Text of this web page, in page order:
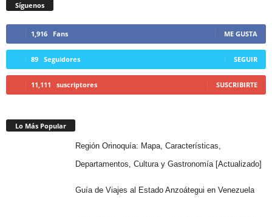
Síguenos
1,916 Fans ME GUSTA
89 Seguidores SEGUIR
11,111 suscriptores SUSCRIBIRTE
Lo Más Popular
Región Orinoquía: Mapa, Características,
Departamentos, Cultura y Gastronomía [Actualizado]
Guía de Viajes al Estado Anzoátegui en Venezuela